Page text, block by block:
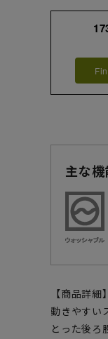
主な機
【商品詳細】
動きやすい
とった後ろ